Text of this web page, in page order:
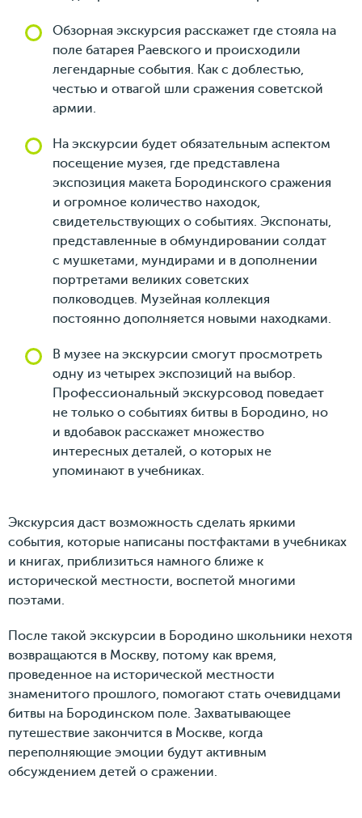
Обзорная экскурсия расскажет где стояла на
поле батарея Раевского и происходили
легендарные события. Как с доблестью,
честью и отвагой шли сражения советской
армии.
На экскурсии будет обязательным аспектом
посещение музея, где представлена
экспозиция макета Бородинского сражения
и огромное количество находок,
свидетельствующих о событиях. Экспонаты,
представленные в обмундировании солдат
с мушкетами, мундирами и в дополнении
портретами великих советских
полководцев. Музейная коллекция
постоянно дополняется новыми находками.
В музее на экскурсии смогут просмотреть
одну из четырех экспозиций на выбор.
Профессиональный экскурсовод поведает
не только о событиях битвы в Бородино, но
и вдобавок расскажет множество
интересных деталей, о которых не
упоминают в учебниках.
Экскурсия даст возможность сделать яркими
события, которые написаны постфактами в учебниках
и книгах, приблизиться намного ближе к
исторической местности, воспетой многими
поэтами.
После такой экскурсии в Бородино школьники нехотя
возвращаются в Москву, потому как время,
проведенное на исторической местности
знаменитого прошлого, помогают стать очевидцами
битвы на Бородинском поле. Захватывающее
путешествие закончится в Москве, когда
переполняющие эмоции будут активным
обсуждением детей о сражении.